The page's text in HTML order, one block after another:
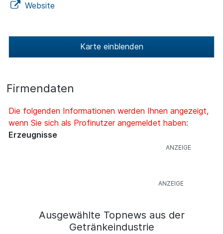
Website
Karte einblenden
Firmendaten
Die folgenden Informationen werden Ihnen angezeigt,
wenn Sie sich als Profinutzer angemeldet haben:
Erzeugnisse
Ausgewählte Topnews aus der
Getränkeindustrie